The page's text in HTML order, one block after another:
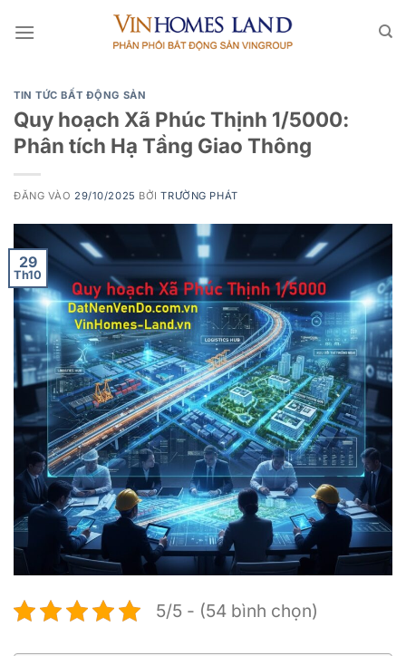
qua
TIN TỨC BẤT ĐỘNG SẢN
Quy hoạch Xã Phúc Thịnh 1/5000:
Phân tích Hạ Tầng Giao Thông
ĐĂNG VÀO 29/10/2025 BỞITRƯỜNG PHÁT
29
Th10
5/5 - (54 bình chọn)